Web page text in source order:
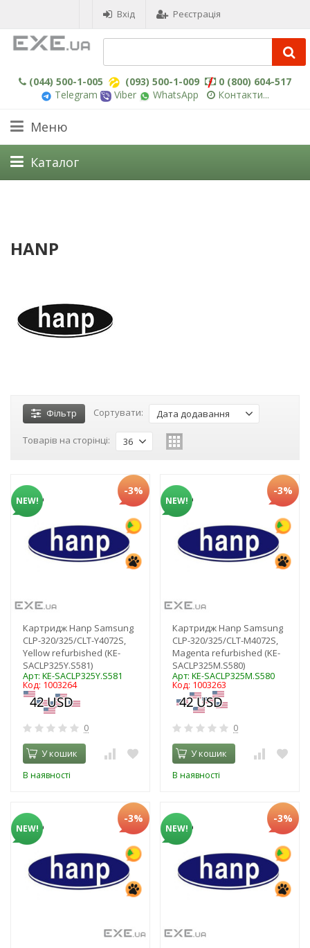
Вхід Реєстрація
(044) 500-1-005 (093) 500-1-009
0 (800) 604-517
Telegram
Viber WhatsApp Контакти...
Меню
Каталог
HANP
Фільтр Сортувати: Дата додавання
Товарів на сторінці: 36
NEW!
-3%
Картридж Hanp Samsung
CLP-320/325/CLT-Y4072S,
Yellow refurbished (KE-
SACLP325Y.S581)
Арт: KE-SACLP325Y.S581
Код: 1003264
0
У кошик
В наявності
NEW!
-3%
Картридж Hanp Samsung
CLP-320/325/CLT-M4072S,
Magenta refurbished (KE-
SACLP325M.S580)
Арт: KE-SACLP325M.S580
Код: 1003263
0
У кошик
В наявності
NEW!
-3%
NEW!
-3%